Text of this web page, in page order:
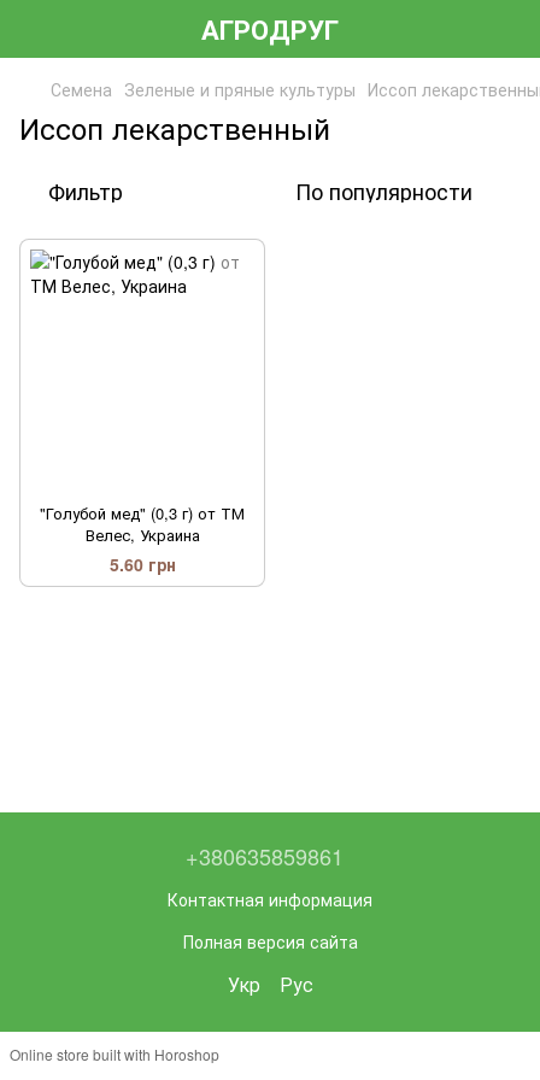
АГРОДРУГ
Семена Зеленые и пряные культуры Иссоп
Иссоп лекарственный
Фильтр По популярности
"Голубой мед" (0,3 г) от ТМ
Велес, Украина
5.60 грн
+380635859861
Контактная информация
Полная версия сайта
Укр Рус
Online store built with Horoshop